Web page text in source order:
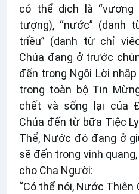
có thể dịch là “vương
tượng), “nước” (danh
triều” (danh từ chỉ
Chúa đang ở trước
đến trong Ngôi Lời
trong toàn bộ Tin
chết và sống lại của
Chúa đến từ bữa Tiệc
Thể, Nước đó đang ở
sẽ đến trong vinh
cho Cha Người:
“Có thể nói, Nước